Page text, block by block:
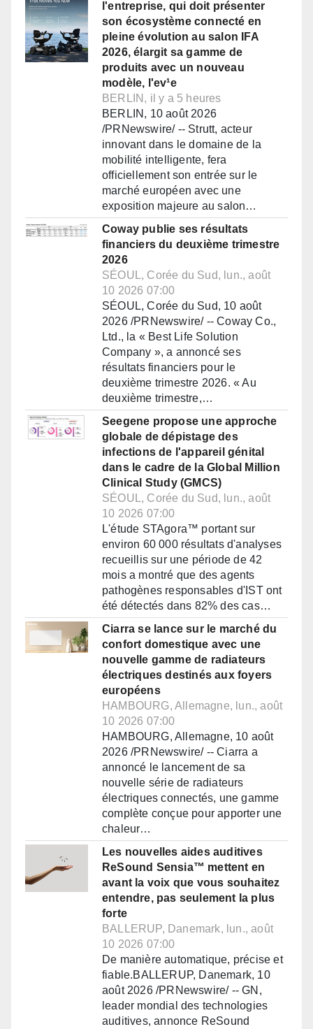
l'entreprise, qui doit présenter
son écosystème connecté en
pleine évolution au salon IFA
2026, élargit sa gamme de
produits avec un nouveau
modèle, l'ev¹e
BERLIN, il y a 5 heures
BERLIN, 10 août 2026
/PRNewswire/ -- Strutt, acteur
innovant dans le domaine de la
mobilité intelligente, fera
officiellement son entrée sur le
marché européen avec une
exposition majeure au salon…
Coway publie ses résultats
financiers du deuxième trimestre
2026
SÉOUL, Corée du Sud, lun., août
10 2026 07:00
SÉOUL, Corée du Sud, 10 août
2026 /PRNewswire/ -- Coway Co.,
Ltd., la « Best Life Solution
Company », a annoncé ses
résultats financiers pour le
deuxième trimestre 2026. « Au
deuxième trimestre,…
Seegene propose une approche
globale de dépistage des
infections de l'appareil génital
dans le cadre de la Global Million
Clinical Study (GMCS)
SÉOUL, Corée du Sud, lun., août
10 2026 07:00
L'étude STAgora™ portant sur
environ 60 000 résultats d'analyses
recueillis sur une période de 42
mois a montré que des agents
pathogènes responsables d'IST ont
été détectés dans 82% des cas…
Ciarra se lance sur le marché du
confort domestique avec une
nouvelle gamme de radiateurs
électriques destinés aux foyers
européens
HAMBOURG, Allemagne, lun., août
10 2026 07:00
HAMBOURG, Allemagne, 10 août
2026 /PRNewswire/ -- Ciarra a
annoncé le lancement de sa
nouvelle série de radiateurs
électriques connectés, une gamme
complète conçue pour apporter une
chaleur…
Les nouvelles aides auditives
ReSound Sensia™ mettent en
avant la voix que vous souhaitez
entendre, pas seulement la plus
forte
BALLERUP, Danemark, lun., août
10 2026 07:00
De manière automatique, précise et
fiable.BALLERUP, Danemark, 10
août 2026 /PRNewswire/ -- GN,
leader mondial des technologies
auditives, annonce ReSound